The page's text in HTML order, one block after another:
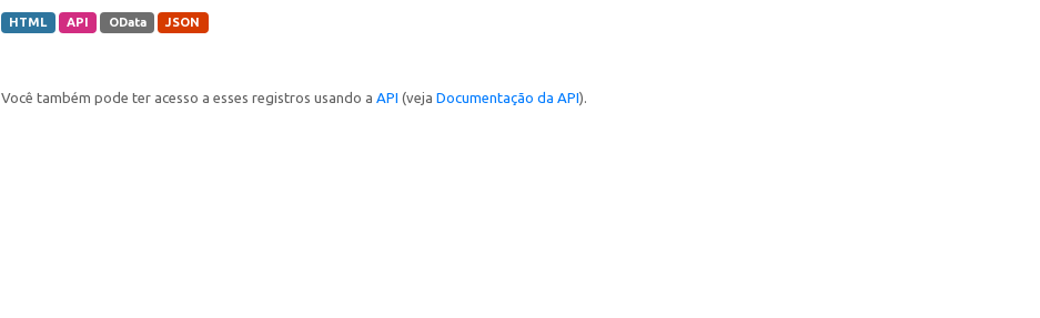
HTML API OData JSON
Você também pode ter acesso a esses registros usando a API (veja Documentação da API).